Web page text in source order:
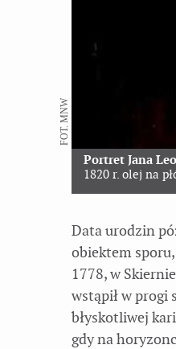
Portret Jana
1820 r. olej na
FOT. MNW
Data urodzin
obiektem
1778, w
wstąpił w progi
błyskotliwej
gdy na